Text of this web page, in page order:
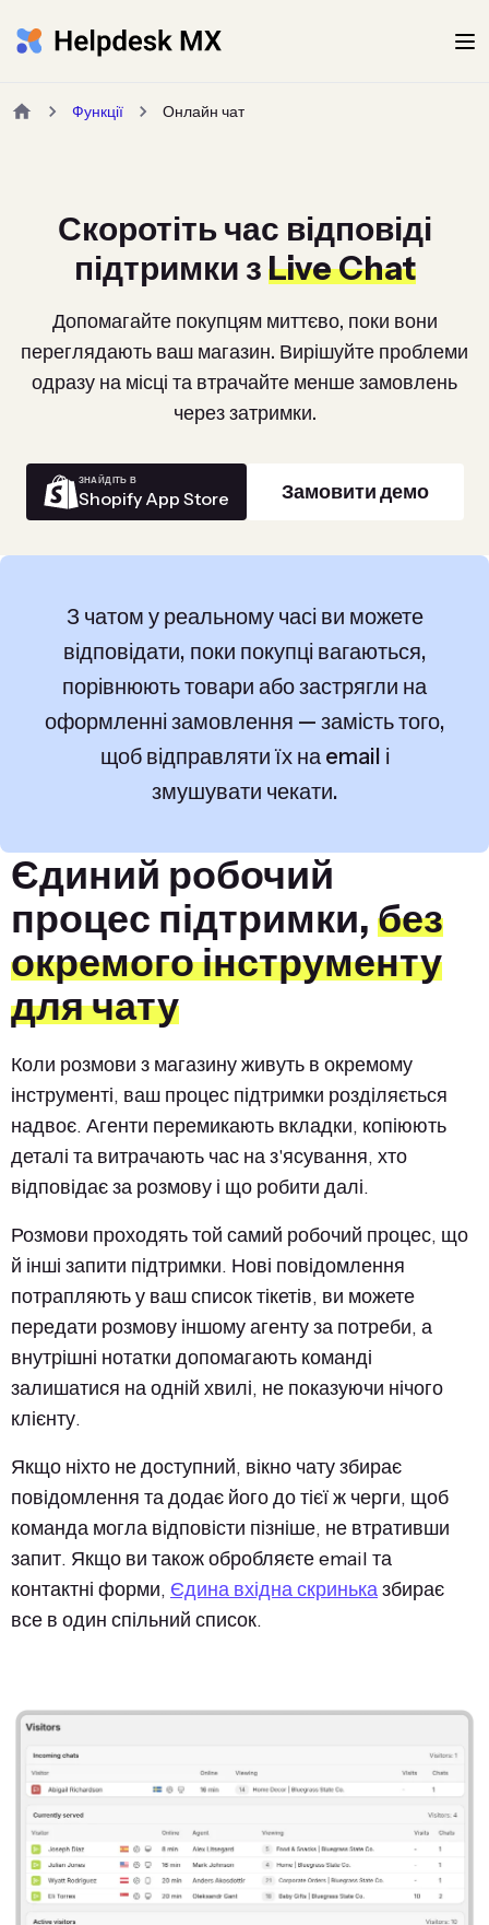
Функції Онлайн чат
Скоротіть час відповіді
підтримки зLive Chat
Допомагайте покупцям миттєво, поки вони
переглядають ваш магазин. Вирішуйте проблеми
одразу на місці та втрачайте менше замовлень
через затримки.
ЗНАЙДІТЬ В
Shopify App Store Замовити демо
З чатом у реальному часі ви можете
відповідати, поки покупці вагаються,
порівнюють товари або застрягли на
оформленні замовлення — замість того,
щоб відправляти їх на email і
змушувати чекати.
Єдиний робочий
процес підтримки, без
окремого інструменту
для чату
Коли розмови з магазину живуть в окремому
інструменті, ваш процес підтримки розділяється
надвоє. Агенти перемикають вкладки, копіюють
деталі та витрачають час на з'ясування, хто
відповідає за розмову і що робити далі.
Розмови проходять той самий робочий процес, що
й інші запити підтримки. Нові повідомлення
потрапляють у ваш список тікетів, ви можете
передати розмову іншому агенту за потреби, а
внутрішні нотатки допомагають команді
залишатися на одній хвилі, не показуючи нічого
клієнту.
Якщо ніхто не доступний, вікно чату збирає
повідомлення та додає його до тієї ж черги, щоб
команда могла відповісти пізніше, не втративши
запит. Якщо ви також обробляєте email та
контактні форми, Єдина вхідна скриньказбирає
все в один спільний список.